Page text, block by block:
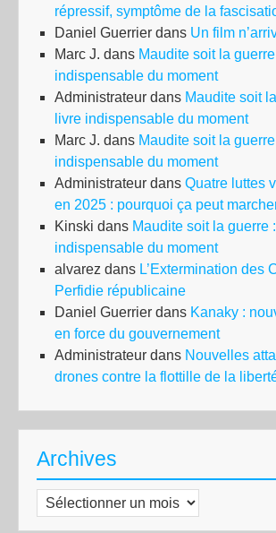
répressif, symptôme de la
Daniel Guerrier dans Un film
Marc J. dans Maudite soit la
indispensable du moment
Administrateur dans Maudite soit
livre indispensable du moment
Marc J. dans Maudite soit la
indispensable du moment
Administrateur dans Quatre luttes
en 2025 : pourquoi ça peut
Kinski dans Maudite soit la guerre
indispensable du moment
alvarez dans L’Extermination des
Perfidie républicaine
Daniel Guerrier dans Kanaky :
en force du gouvernement
Administrateur dans Nouvelles
drones contre la flottille de la
Archives
Archives